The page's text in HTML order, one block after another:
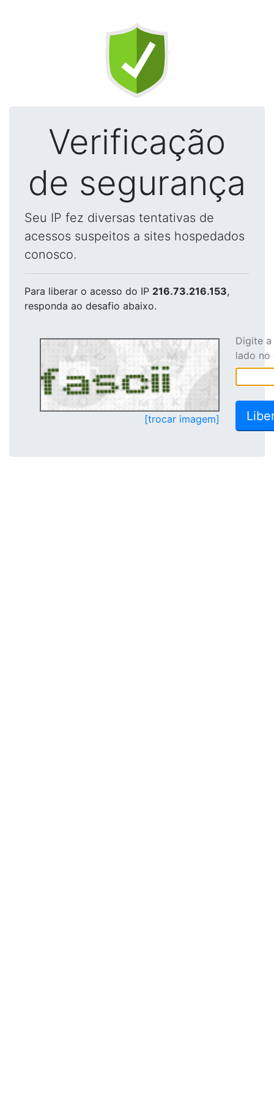
Verificação
de segurança
Seu IP fez diversas tentativas de
acessos suspeitos a sites hospedados
conosco.
Para liberar o acesso do IP 216.73.216.153,
responda ao desafio abaixo.
[trocar imagem]
Digite
lado no